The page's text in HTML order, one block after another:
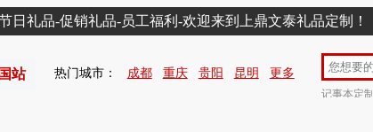
日礼品-促销礼品-员工福利-欢迎来到上鼎文泰礼品定制！
站 热门城市： 成都 重庆 贵阳 昆明 更多
记事本定制